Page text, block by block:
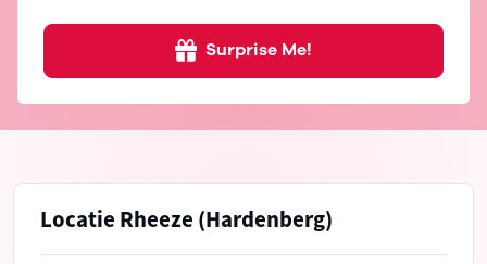
Surprise Me!
Locatie Rheeze (Hardenberg)